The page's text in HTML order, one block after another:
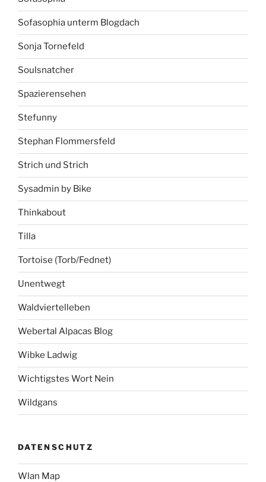
Sofasophia unterm Blogdach
Sonja Tornefeld
Soulsnatcher
Spazierensehen
Stefunny
Stephan Flommersfeld
Strich und Strich
Sysadmin by Bike
Thinkabout
Tilla
Tortoise (Torb/Fednet)
Unentwegt
Waldviertelleben
Webertal Alpacas Blog
Wibke Ladwig
Wichtigstes Wort Nein
Wildgans
DATENSCHUTZ
Wlan Map